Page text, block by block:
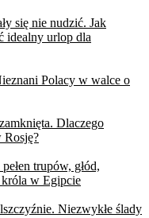
się nie nudzić. Jak
idealny urlop dla
Polacy w walce o
Dlaczego
Rosję?
trupów, głód,
w Egipcie
Niezwykłe ślady